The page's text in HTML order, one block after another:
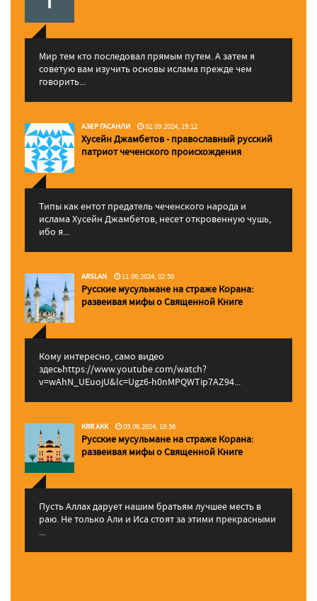
Мир тем кто последовал прямым путем. А затем я
советую вам изучить основы ислама прежде чем
говорить...
АЗЕР ГАСАНЛИ 02.09.2024, 19:12
Хусейн Джамбетов - православный русский
патриот чеченского происхождения
Типы как ентот предатель чеченского народа и
ислама Хусейн Джамбетов, несет откровенную чушь,
ибо я...
ARSLAN 11.06.2024, 02:50
Русские мусульмане на страже Корана:
pазвеивая мифы о Священной Книге
Кому интересно, само видео
здесьhttps://www.youtube.com/watch?
v=wAhN_UEuojU&lc=Ugz6-h0nMPQWTip7AZ94...
KRR AKK 09.06.2024, 18:56
Русские мусульмане на страже Корана:
pазвеивая мифы о Священной Книге
Пусть Аллах дарует нашим братьям лучшее месть в
раю. Не только Али и Иса стоят за этими прекрасными
...